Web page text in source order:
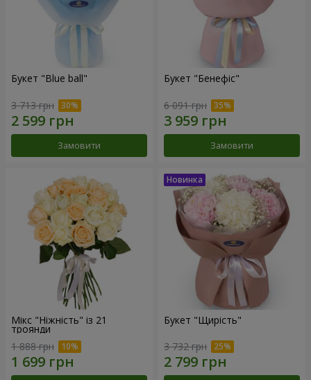
Букет "Blue ball"
3 713 грн
Замовити
Букет "Бенефіс"
6 091 грн
Замовити
Мікс "Ніжність" із 21
троянди
1 888 грн
Букет "Щирість"
3 732 грн